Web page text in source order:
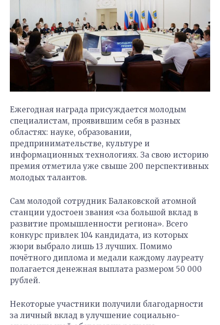
Ежегодная награда присуждается молодым
специалистам, проявившим себя в разных
областях: науке, образовании,
предпринимательстве, культуре и
информационных технологиях. За свою историю
премия отметила уже свыше 200 перспективных
молодых талантов.
Сам молодой сотрудник Балаковской атомной
станции удостоен звания «за большой вклад в
развитие промышленности региона». Всего
конкурс привлек 104 кандидата, из которых
жюри выбрало лишь 13 лучших. Помимо
почётного диплома и медали каждому лауреату
полагается денежная выплата размером 50 000
рублей.
Некоторые участники получили благодарности
за личный вклад в улучшение социально-